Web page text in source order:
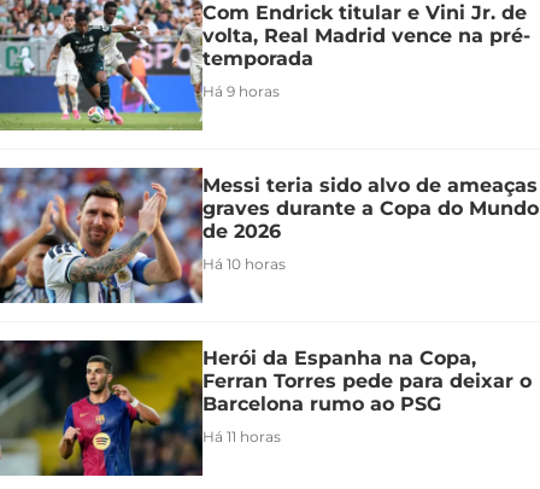
Com Endrick titular e Vini Jr. de
volta, Real Madrid vence na pré-
temporada
Há 9 horas
Messi teria sido alvo de ameaças
graves durante a Copa do Mundo
de 2026
Há 10 horas
Herói da Espanha na Copa,
Ferran Torres pede para deixar o
Barcelona rumo ao PSG
Há 11 horas